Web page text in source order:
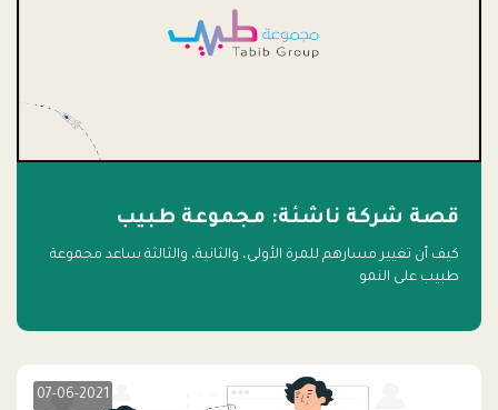
قصة شركة ناشئة: مجموعة طبيب
كيف أن تغيير مسارهم للمرة الأولى، والثانية، والثالثة ساعد مجموعة
طبيب على النمو
07-06-2021